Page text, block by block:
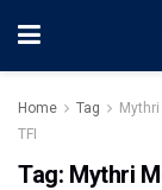
Home Tag
TFI
Tag: Mythri